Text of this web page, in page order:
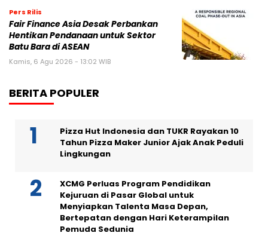
Pers Rilis
Fair Finance Asia Desak Perbankan
Hentikan Pendanaan untuk Sektor
Batu Bara di ASEAN
Kamis, 6 Agu 2026 - 13:02 WIB
BERITA POPULER
Pizza Hut Indonesia dan TUKR Rayakan 10
Tahun Pizza Maker Junior Ajak Anak Peduli
Lingkungan
XCMG Perluas Program Pendidikan
Kejuruan di Pasar Global untuk
Menyiapkan Talenta Masa Depan,
Bertepatan dengan Hari Keterampilan
Pemuda Sedunia